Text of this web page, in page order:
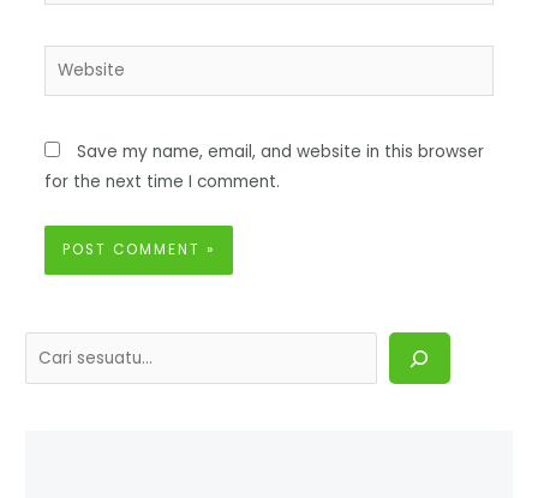
Save my name, email, and website in this browser
for the next time I comment.